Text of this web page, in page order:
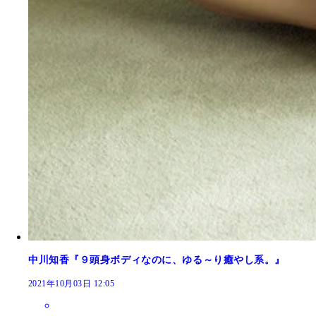
中川知香『９頭身ボディなのに、ゆる～り癒やし系。』
2021年10月03日 12:05